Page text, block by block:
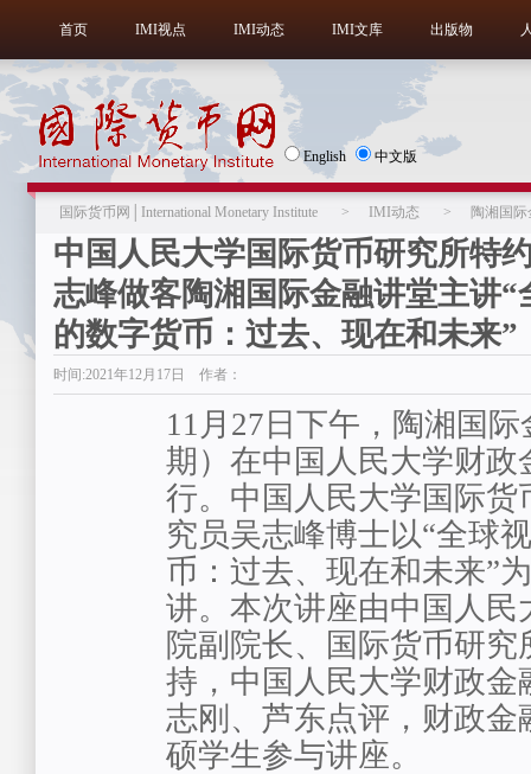
首页 IMI视点 IMI动态 IMI文库 出版物
English 中文版
国际货币网│International Monetary Institute > IMI动态 > 陶湘国
中国人民大学国际货币研究所特
志峰做客陶湘国际金融讲堂主讲“
的数字货币：过去、现在和未来”
时间:2021年12月17日 作者：
11月27日下午，陶湘国
期）在中国人民大学财政
行。中国人民大学国际货
究员吴志峰博士以“全球
币：过去、现在和未来”
讲。本次讲座由中国人民
院副院长、国际货币研究
持，中国人民大学财政金
志刚、芦东点评，财政金
硕学生参与讲座。